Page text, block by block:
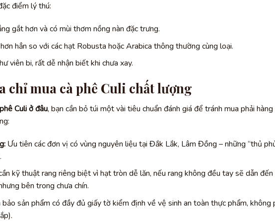
điểm lý thú:
gắt hơn và có mùi thơm nồng nàn đặc trưng.
hẳn so với các hạt Robusta hoặc Arabica thông thường cùng loại.
viên bi, rất dễ nhận biết khi chưa xay.
chỉ mua cà phê Culi chất lượng
Culi ở đâu, bạn cần bỏ túi một vài tiêu chuẩn đánh giá để tránh mua phải hàng
Ưu tiên các đơn vị có vùng nguyên liệu tại Đắk Lắk, Lâm Đồng – những “thủ
kỹ thuật rang riêng biệt vì hạt tròn dễ lăn, nếu rang không đều tay sẽ dẫn đến
bên trong chưa chín.
sản phẩm có đầy đủ giấy tờ kiểm định về vệ sinh an toàn thực phẩm, không